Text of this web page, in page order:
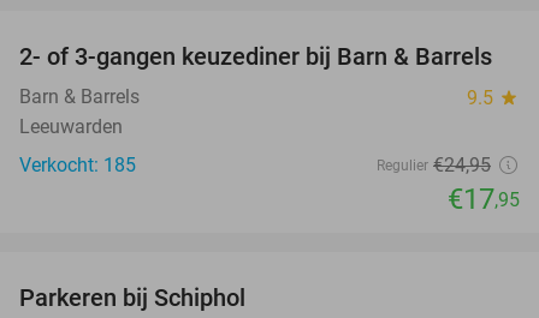
28%
2- of 3-gangen keuzediner bij Barn & Barrels
Barn & Barrels 9.5 star
Leeuwarden
Verkocht: 185
Regulier €24,95
€17,95
Parkeren bij Schiphol